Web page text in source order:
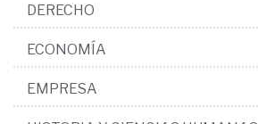
DERECHO
ECONOMÍA
EMPRESA